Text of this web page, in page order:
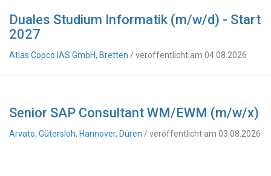
Duales Studium Informatik (m/w/d) - Start
2027
Atlas Copco IAS GmbH, Bretten / veröffentlicht am 04.08.2026
Senior SAP Consultant WM/EWM (m/w/x)
Arvato, Gütersloh, Hannover, Düren / veröffentlicht am 03.08.2026